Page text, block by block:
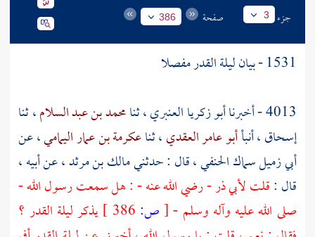
جزء 3 صفحة 386
1531 - بيان ليلة القدر مفصلا
4013 - أخبرنا
أبو زكريا العنبري، ثنامحمد بن عبد السلام، ثنا
إسحاق، أنبأأبو عامر العقدي، ثناعكرمة بن عمار اليمامي، عن
أبي زميل سماك الحنفي، قال : حدثنيمالك بن مرثد، عن أبيه ،
قال :قلتلأبي ذر- رضي الله عنه - : هل سمعت رسول الله -
صلى الله عليه وآله وسلم -[ص:
يذكر ليلة القدر ؟